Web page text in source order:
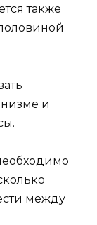
также
и
между